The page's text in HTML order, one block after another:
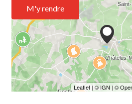
M'y rendre